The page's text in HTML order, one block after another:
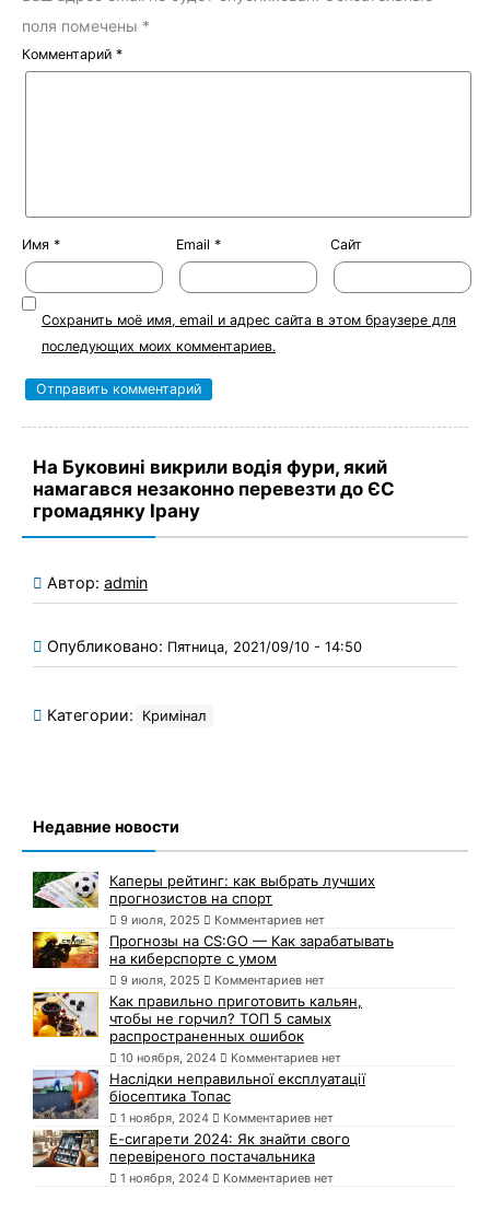
поля помечены *
Комментарий *
Имя * Email * Сайт
Сохранить моё имя, email и адрес сайта в этом браузере для
последующих моих комментариев.
На Буковині викрили водія фури, який
намагався незаконно перевезти до ЄС
громадянку Ірану
Автор: admin
Опубликовано: Пятница, 2021/09/10 - 14:50
Категории: Кримінал
Недавние новости
Каперы рейтинг: как выбрать лучших
прогнозистов на спорт
9 июля, 2025 Комментариев нет
Прогнозы на CS:GO — Как зарабатывать
на киберспорте с умом
9 июля, 2025 Комментариев нет
Как правильно приготовить кальян,
чтобы не горчил? ТОП 5 самых
распространенных ошибок
10 ноября, 2024 Комментариев нет
Наслідки неправильної експлуатації
біосептика Топас
1 ноября, 2024 Комментариев нет
Е-сигарети 2024: Як знайти свого
перевіреного постачальника
1 ноября, 2024 Комментариев нет